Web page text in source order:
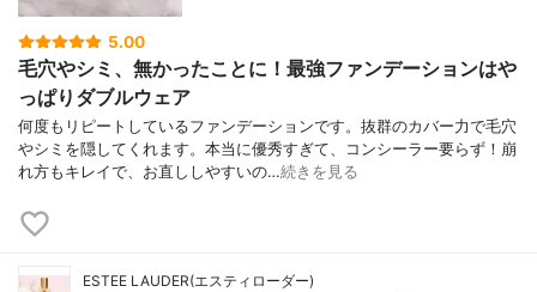
5.00
毛穴やシミ、無かったことに！最強ファンデーションはや
っぱりダブルウェア
何度もリピートしているファンデーションです。抜群のカバー力で毛穴
やシミを隠してくれます。本当に優秀すぎて、コンシーラー要らず！崩
れ方もキレイで、お直ししやすいの…続きを見る
ESTEE LAUDER(エスティローダー)